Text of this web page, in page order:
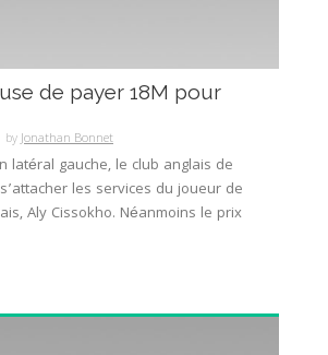
de payer 18M pour
byJonathan Bonnet
latéral gauche, le club anglais de
les services du joueur de
Aly Cissokho. Néanmoins le prix